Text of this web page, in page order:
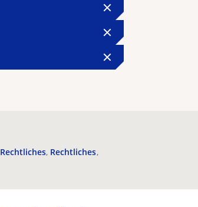
Rechtliches Rechtliches